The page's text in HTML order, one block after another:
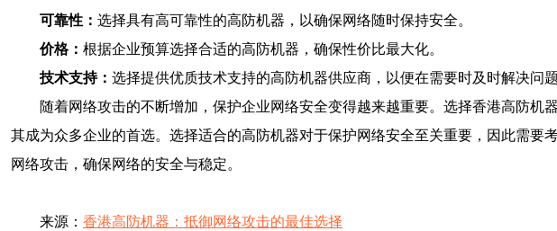
可靠性： 选择具有高可靠性的高防机器，以确保网络随时保持安全。
价格： 根据企业预算选择合适的高防机器，确保性价比最大化。
技术支持： 选择提供优质技术支持的高防机器供应商，以便在需要时及时解决问题
随着网络攻击的不断增加，保护企业网络安全变得越来越重要。选择香港高防
其成为众多企业的首选。选择适合的高防机器对于保护网络安全至关重要，因此需
网络攻击，确保网络的安全与稳定。
来源： 香港高防机器：抵御网络攻击的最佳选择